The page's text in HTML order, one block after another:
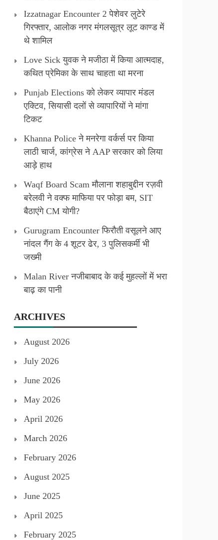
Izzatnagar Encounter 2 पेशेवर लुटेरे
गिरफ्तार, आलोक नगर मंगलसूत्र लूट काण्‍ड में
थे शामिल
Love Sick युवक ने मजीठा में किया आत्मदाह,
कथित प्रेमिका के साथ चाहता था मरना
Punjab Elections को लेकर व्यापार मंडल
एक्टिव, सियासी दलों से व्यापारियों ने मांगा
टिकट
Khanna Police ने मनरेगा वर्कर्स पर किया
लाठी चार्ज, कांग्रेस ने AAP सरकार को लिया
आड़े हाथ
Waqf Board Scam मौलाना शहाबुद्दीन रज़वी
बरेलवी ने वक्फ माफिया पर फोड़ा बम, SIT
बैठाएंगे CM योगी?
Gurugram Encounter फिरौती वसूलने आए
नांदल गैंग के 4 शूटर ढेर, 3 पुलिसकर्मी भी
जख्मी
Malan River नजीबाबाद के कई मुहल्लों में भरा
बाढ़ का पानी
ARCHIVES
August 2026
July 2026
June 2026
May 2026
April 2026
March 2026
February 2026
August 2025
June 2025
April 2025
February 2025